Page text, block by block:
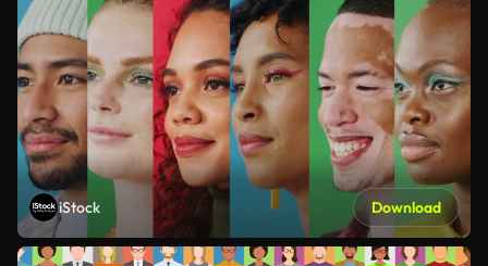
iStock Download